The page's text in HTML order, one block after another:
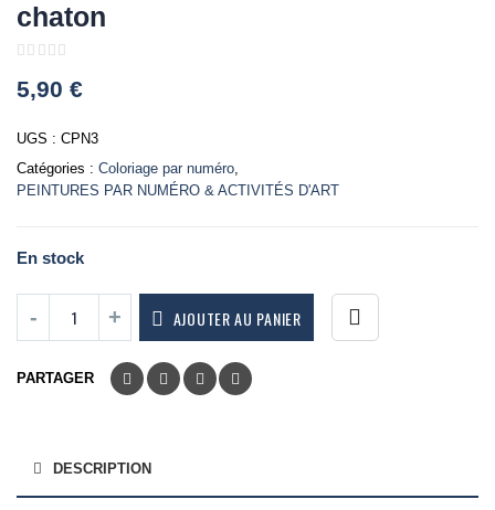
chaton
out
of
5,90 €
UGS : CPN3
Catégories : Coloriage par numéro
PEINTURES PAR NUMÉRO & ACTIVITÉS D'ART
En stock
AJOUTER AU PANIER
PARTAGER
DESCRIPTION